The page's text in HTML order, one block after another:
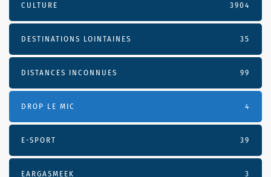
CULTURE 3904
DESTINATIONS LOINTAINES 35
DISTANCES INCONNUES 99
DROP LE MIC 4
E-SPORT 39
EARGASMEEK 3